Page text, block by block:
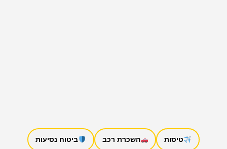
טיסות השכרת רכב ביטוח נסיעות